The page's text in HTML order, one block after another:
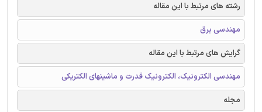
رشته های مرتبط با این مقاله
مهندسی برق
گرایش های مرتبط با این مقاله
مهندسی الکترونیک، الکترونیک قدرت و ماشینهای الکتریکی
مجله